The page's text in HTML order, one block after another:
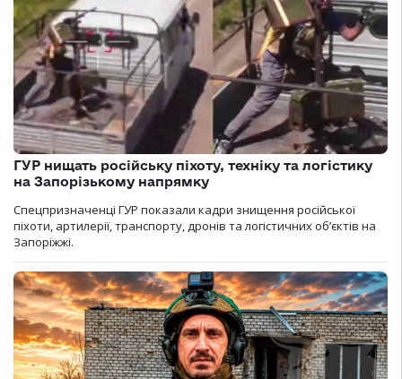
ГУР нищать російську піхоту, техніку та логістику
на Запорізькому напрямку
Спецпризначенці ГУР показали кадри знищення російської
піхоти, артилерії, транспорту, дронів та логістичних об’єктів на
Запоріжжі.